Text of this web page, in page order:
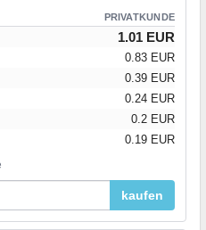
PRIVATKUNDE
1.01 EUR
0.83 EUR
0.39 EUR
0.24 EUR
0.2 EUR
0.19 EUR
kaufen